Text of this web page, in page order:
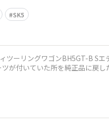
SK5
が付いていた所を純正品に戻し